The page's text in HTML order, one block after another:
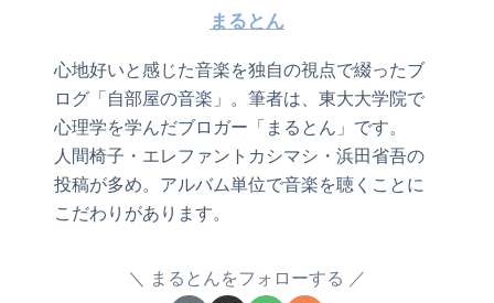
まるとん
心地好いと感じた音楽を独自の視点で綴ったブ
ログ「自部屋の音楽」。筆者は、東大大学院で
心理学を学んだブロガー「まるとん」です。
人間椅子・エレファントカシマシ・浜田省吾の
投稿が多め。アルバム単位で音楽を聴くことに
こだわりがあります。
まるとんをフォローする